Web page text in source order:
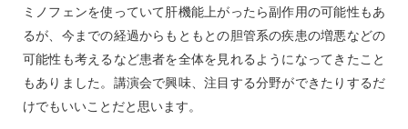
ミノフェンを使っていて肝機能上がったら副作用の可能性もあ
るが、今までの経過からもともとの胆管系の疾患の増悪などの
可能性も考えるなど患者を全体を見れるようになってきたこと
もありました。講演会で興味、注目する分野ができたりするだ
けでもいいことだと思います。